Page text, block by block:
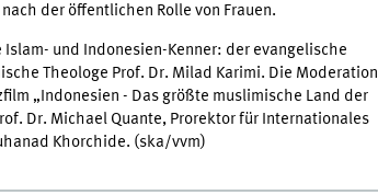
der öffentlichen Rolle von Frauen.
und Indonesien-Kenner: der evangelische
Theologe Prof. Dr. Milad Karimi. Die Moderation
„Indonesien - Das größte muslimische Land der
Dr. Michael Quante, Prorektor für Internationales
Khorchide. (ska/vvm)